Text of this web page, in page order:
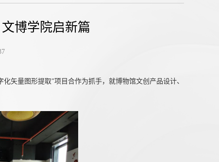
博学院启新篇
矢量图形提取”项目合作为抓手，就博物馆文创产品设计、